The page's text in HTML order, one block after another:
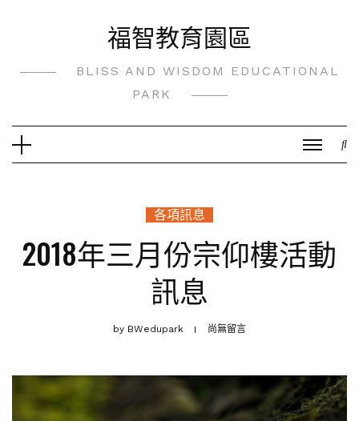
福智教育園區
BLISS AND WISDOM EDUCATIONAL
PARK
各項訊息
2018年三月份宗仰樓活動
訊息
by BWedupark 尚無留言